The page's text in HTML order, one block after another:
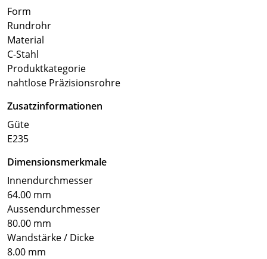
Form
Rundrohr
Material
C-Stahl
Produktkategorie
nahtlose Präzisionsrohre
Zusatzinformationen
Güte
E235
Dimensionsmerkmale
Innendurchmesser
64.00 mm
Aussendurchmesser
80.00 mm
Wandstärke / Dicke
8.00 mm